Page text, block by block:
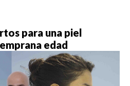
para una piel
edad